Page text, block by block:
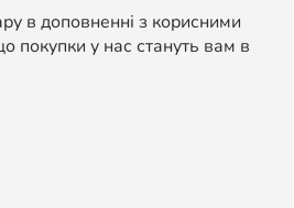
в доповненні з корисними
покупки у нас стануть вам в